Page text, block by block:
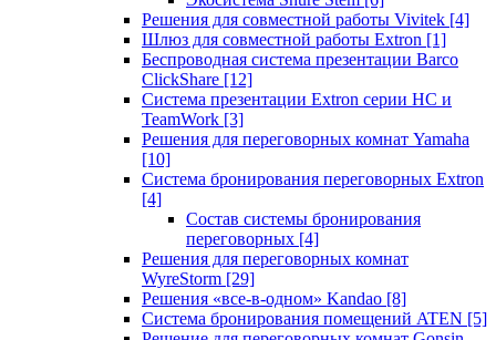
Решения для совместной работы Vivitek [4]
Шлюз для совместной работы Extron [1]
Беспроводная система презентации Barco
ClickShare [12]
Система презентации Extron серии HC и
TeamWork [3]
Решения для переговорных комнат Yamaha
[10]
Система бронирования переговорных Extron
[4]
Состав системы бронирования
переговорных [4]
Решения для переговорных комнат
WyreStorm [29]
Решения «все-в-одном» Kandao [8]
Система бронирования помещений ATEN [5]